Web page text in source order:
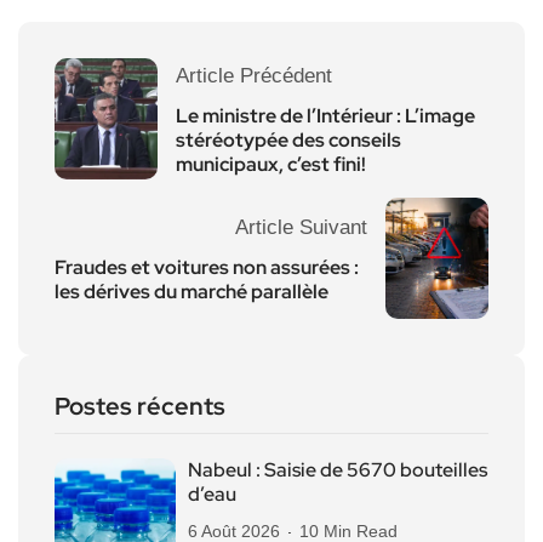
Article Précédent
Le ministre de l’Intérieur : L’image
stéréotypée des conseils
municipaux, c’est fini!
Article Suivant
Fraudes et voitures non assurées :
les dérives du marché parallèle
Postes récents
Nabeul : Saisie de 5670 bouteilles
d’eau
6 Août 2026 10 Min Read